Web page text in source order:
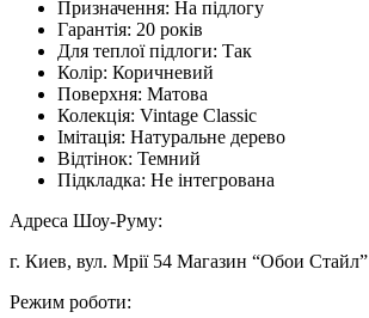
Призначення: На підлогу
Гарантія: 20 років
Для теплої підлоги: Так
Колір: Коричневий
Поверхня: Матова
Колекція: Vintage Classic
Імітація: Натуральне дерево
Відтінок: Темний
Підкладка: Не інтегрована
Адреса Шоу-Руму:
г. Киев, вул. Мрії 54 Магазин “Обои Стайл”
Режим роботи: